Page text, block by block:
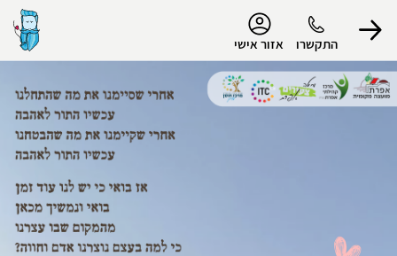
התקשרו אזור אישי
הפרופיל שלי